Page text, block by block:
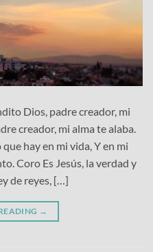
Dios, padre creador, mi
creador, mi alma te alaba.
hay en mi vida, Y en mi
Coro Es Jesús, la verdad y
de reyes, […]
→